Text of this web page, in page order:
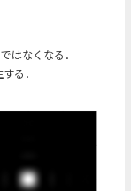
はなくなる．
る．